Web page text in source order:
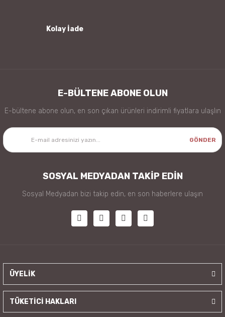
Kolay İade
E-BÜLTENE ABONE OLUN
E-bültene abone olun, en son çıkan ürünleri indirimli fiyatlara ulaşlın
GÖNDER
SOSYAL MEDYADAN TAKİP EDİN
Sosyal Medyadan bizi takip edin, en son haberlere ulaşın
ÜYELİK
TÜKETİCİ HAKLARI